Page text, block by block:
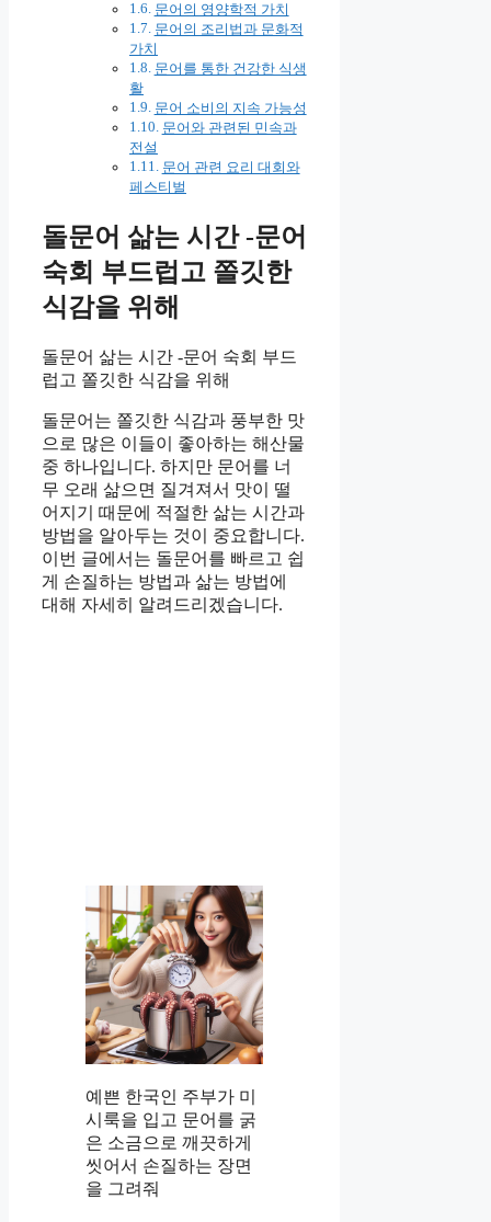
문어의 영양학적 가치
문어의 조리법과 문화적
가치
문어를 통한 건강한 식생
활
문어 소비의 지속 가능성
문어와 관련된 민속과
전설
문어 관련 요리 대회와
페스티벌
돌문어 삶는 시간 -문어
숙회 부드럽고 쫄깃한
식감을 위해
돌문어 삶는 시간 -문어 숙회 부드
럽고 쫄깃한 식감을 위해
돌문어는 쫄깃한 식감과 풍부한 맛
으로 많은 이들이 좋아하는 해산물
중 하나입니다. 하지만 문어를 너
무 오래 삶으면 질겨져서 맛이 떨
어지기 때문에 적절한 삶는 시간과
방법을 알아두는 것이 중요합니다.
이번 글에서는 돌문어를 빠르고 쉽
게 손질하는 방법과 삶는 방법에
대해 자세히 알려드리겠습니다.
예쁜 한국인 주부가 미
시룩을 입고 문어를 굵
은 소금으로 깨끗하게
씻어서 손질하는 장면
을 그려줘